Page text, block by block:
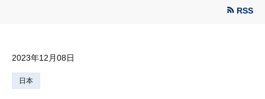
RSS
2023年12月08日
日本